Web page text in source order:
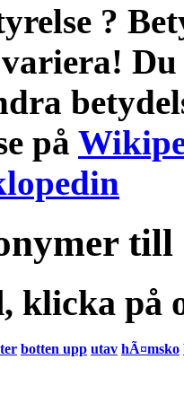
?
på
klicka på
botten upp utav hÃ¤msko